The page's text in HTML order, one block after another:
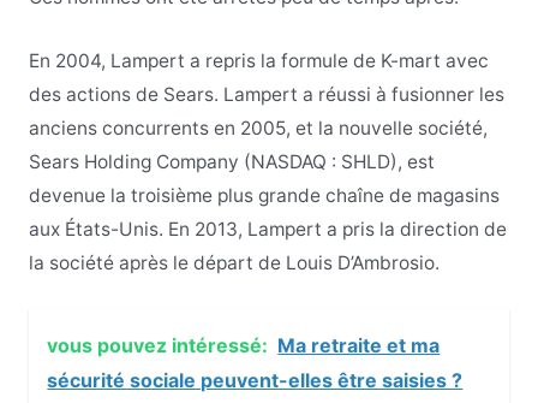
En 2004, Lampert a repris la formule de K-mart avec
des actions de Sears. Lampert a réussi à fusionner les
anciens concurrents en 2005, et la nouvelle société,
Sears Holding Company (NASDAQ : SHLD), est
devenue la troisième plus grande chaîne de magasins
aux États-Unis. En 2013, Lampert a pris la direction de
la société après le départ de Louis D’Ambrosio.
vous pouvez intéressé: Ma retraite et ma
sécurité sociale peuvent-elles être saisies ?